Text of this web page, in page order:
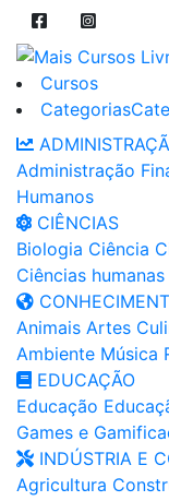
Cursos
Categorias
Administração
Humanos
CIÊNCIAS
Biologia Ciência
Ciências humanas
Animais Artes
Ambiente Música
EDUCAÇÃO
Educação
Games e
INDÚSTRIA E
Agricultura